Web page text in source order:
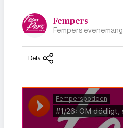
Fempers
Fempers evenemang
Dela